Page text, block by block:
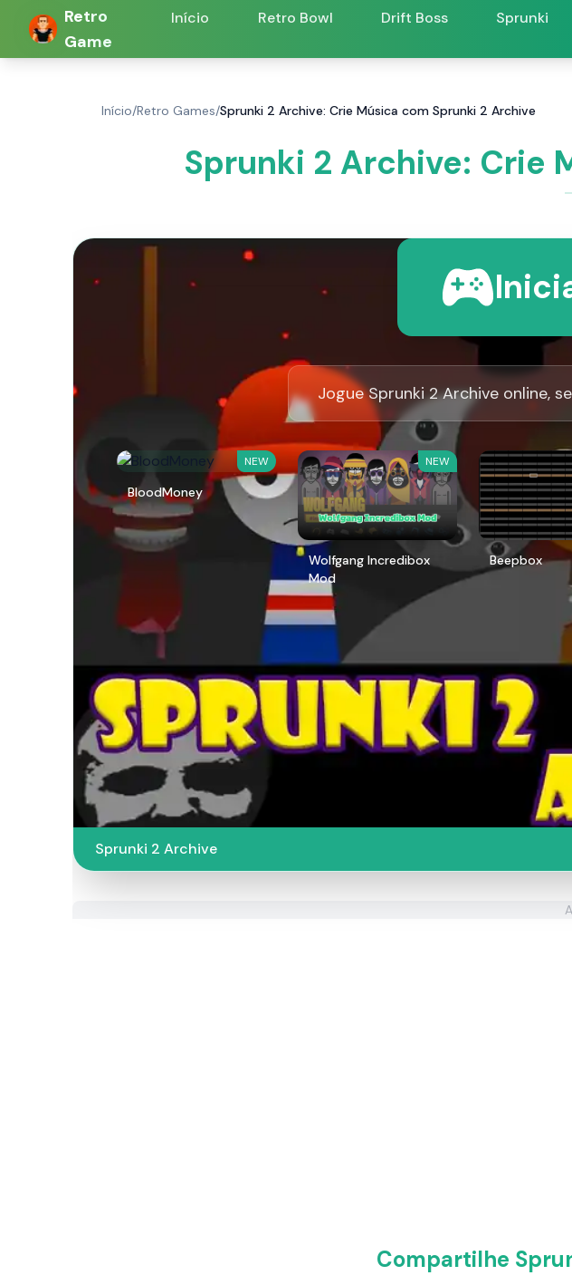
Retro
Game
Início Retro Bowl Drift Boss Sprunki
Início/Retro Games/Sprunki 2 Archive: Crie Música com Sprunki 2 Archive
Sprunki 2 Archive: Crie
Jogue Sprunki 2 Archive online,
NEW
BloodMoney
NEW
Wolfgang Incredibox
Mod
Beepbox
Sprunki 2 Archive
Compartilhe